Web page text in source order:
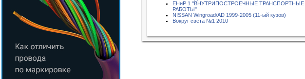
ЕНиР 1 "ВНУТРИПОСТРОЕЧНЫЕ ТРАНСПОРТНЫЕ
РАБОТЫ"
NISSAN Wingroad/AD 1999-2005 (11-ый кузов)
Вокруг света №1 2010